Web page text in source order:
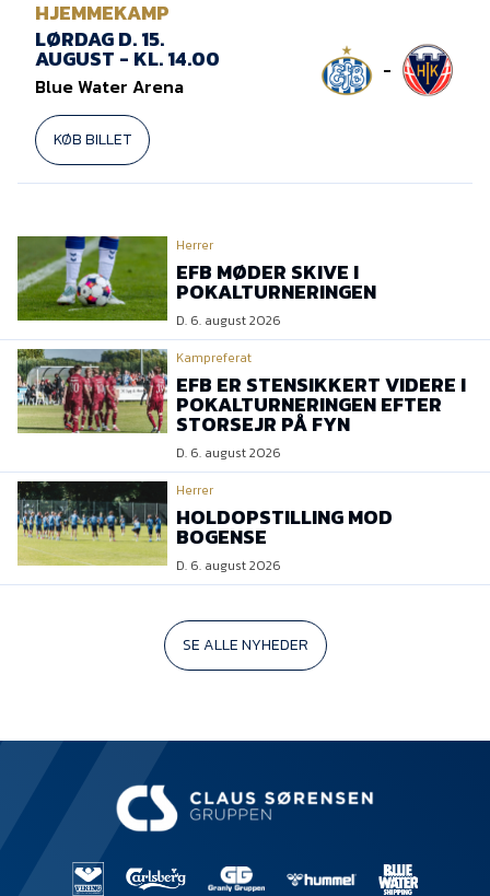
Job i EfB
Presse
HJEMMEKAMP
LØRDAG D. 15.
AUGUST - KL. 14.00
Blue Water Arena
KØB BILLET
-
Herrer
EFB MØDER SKIVE I
POKALTURNERINGEN
D. 6. august 2026
Kampreferat
EFB ER STENSIKKERT VIDERE I
POKALTURNERINGEN EFTER
STORSEJR PÅ FYN
D. 6. august 2026
Herrer
HOLDOPSTILLING MOD
BOGENSE
D. 6. august 2026
SE ALLE NYHEDER